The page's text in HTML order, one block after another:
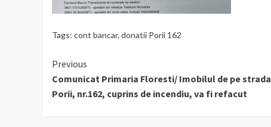
Tags: cont bancar, donatii Porii 162
Continue
Reading
Previous
Comunicat Primaria Floresti/ Imobilul de pe strada
Porii, nr.162, cuprins de incendiu, va fi refacut